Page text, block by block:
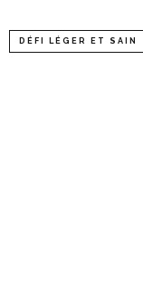
DÉFI LÉGER ET SAIN